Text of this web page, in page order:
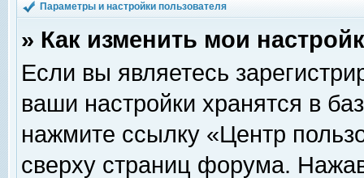
Параметры и настройки пользователя
» Как изменить мои
Если вы являетесь
ваши настройки хранятся в
нажмите ссылку «Центр
сверху страниц форума.